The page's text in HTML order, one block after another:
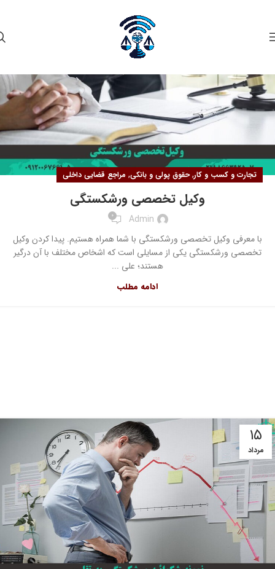
تجارت و کسب و کار,حقوق پولی و بانکی, مراجع قضایی داخلی
وکیل تخصصی ورشکستگی
Admin
0
با معرفی وکیل تخصصی ورشکستگی با شما همراه هستیم. پیدا کردن وکیل
تخصصی ورشکستگی یکی از مسایلی است که اشخاص مختلف با آن درگیر
هستند؛ علی ...
ادامه مطلب
۱۵
مرداد